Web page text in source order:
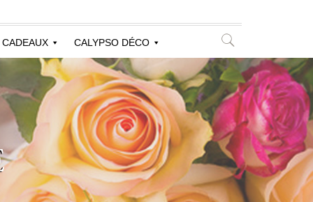
CADEAUX CALYPSO DÉCO